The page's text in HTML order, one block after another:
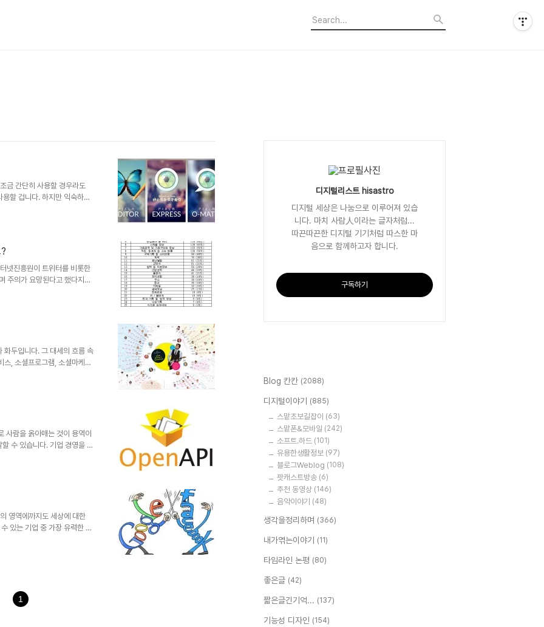
금 간단히 사용할 경우라도
할 겁니다. 하지만 익숙하지
를 해야 하는 어려움과 번거
집 방법...결론부터 말씀드리
든 PC든 무료로 쉽게..
넷진흥원이 트위터를 비롯한
주의가 요망된다고 했다지
내용이길 바라지만, 워낙 그
하지도 않을 테지만, 방통위
성키 위한 숨은 의도가 있는
화두입니다. 그 대세의 흐름 속
, 소셜프로그램, 소셜마케팅,
분화되며 하나의 연결고리
화두로 확대되었을지도 모
흘러갔기 때문에 페이스복이
사람을 옭아매는 것이 용역이
수 있습니다. 기업 경영을 잘
용역을 서드파티로 착각하고
을 가슴에 지니고 살아야 하는
일만 하라하고 능력없으면 못
영역에까지도 세상에 대한
있는 기업 중 가장 유력한 이
이 없습니다. 그러나 최근 제
테지만 구글의 특성을 감안
1
디지털리스트 hisastro
디지털 세상은 나눔으로 이루어져 있습
니다. 마치 사람人이라는 글자처럼...
따끈따끈한 디지털 기기처럼 따스한 마
음으로 함께하고자 합니다.
구독하기
Blog 칸칸 (2088)
디지털이야기 (885)
스맡초보길잡이 (63)
스맡폰&모바일 (242)
소프트.하드 (101)
유용한생활정보 (97)
블로그Weblog (108)
팟캐스트방송 (6)
추천 동영상 (146)
음악이야기 (48)
생각을정리하며 (366)
내가엮는이야기 (11)
타임라인 논평 (80)
좋은글 (42)
짧은글긴기억... (137)
기능성 디자인 (154)